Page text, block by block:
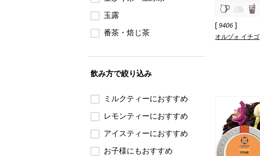
[9406]
オルヅォ イチゴ
玉露
番茶・焙じ茶
飲み方で絞り込み
ミルクティーにおすすめ
レモンティーにおすすめ
アイスティーにおすすめ
お子様にもおすすめ